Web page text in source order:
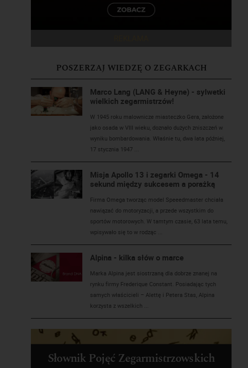
POSZERZAJ WIEDZĘ O ZEGARKACH
Marco Lang (LANG & Heyne) - sylwetki
wielkich zegarmistrzów!
W 1945 roku malownicze miasteczko Gera, założone
jako osada w VIII wieku, doznało dużych zniszczeń w
wyniku bombardowania. Właśnie tu, dwa lata później,
17 stycznia 1947 ...
Misja Apollo 13 i zegarki Omega - 14
sekund między sukcesem a porażką
Firma Omega tworząc model Speeedmaster chciała
nawiązać do motoryzacji, a przede wszystkim do
sportów motorowych. W tamtym czasie, 63 lata temu,
wpisywało się to w rodząc ...
Alpina - kilka słów o marce
Marka Alpina jest siostrzaną dla dobrze znanej na
rynku firmy Frederique Constant. Posiadając tych
samych właścicieli – Alettę i Petera Stas, Alpina
korzysta z wszelkich ...
Słownik Pojęć Zegarmistrzowskich